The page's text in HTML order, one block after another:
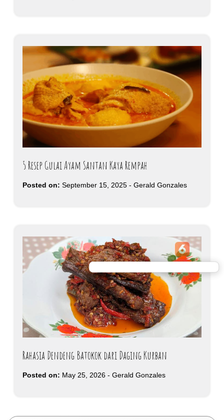
5 Resep Gulai Ayam Santan Kaya Rempah
Posted on: September 15, 2025 - Gerald Gonzales
Rahasia Dendeng Batokok dari Daging Kurban
Posted on: May 25, 2026 - Gerald Gonzales